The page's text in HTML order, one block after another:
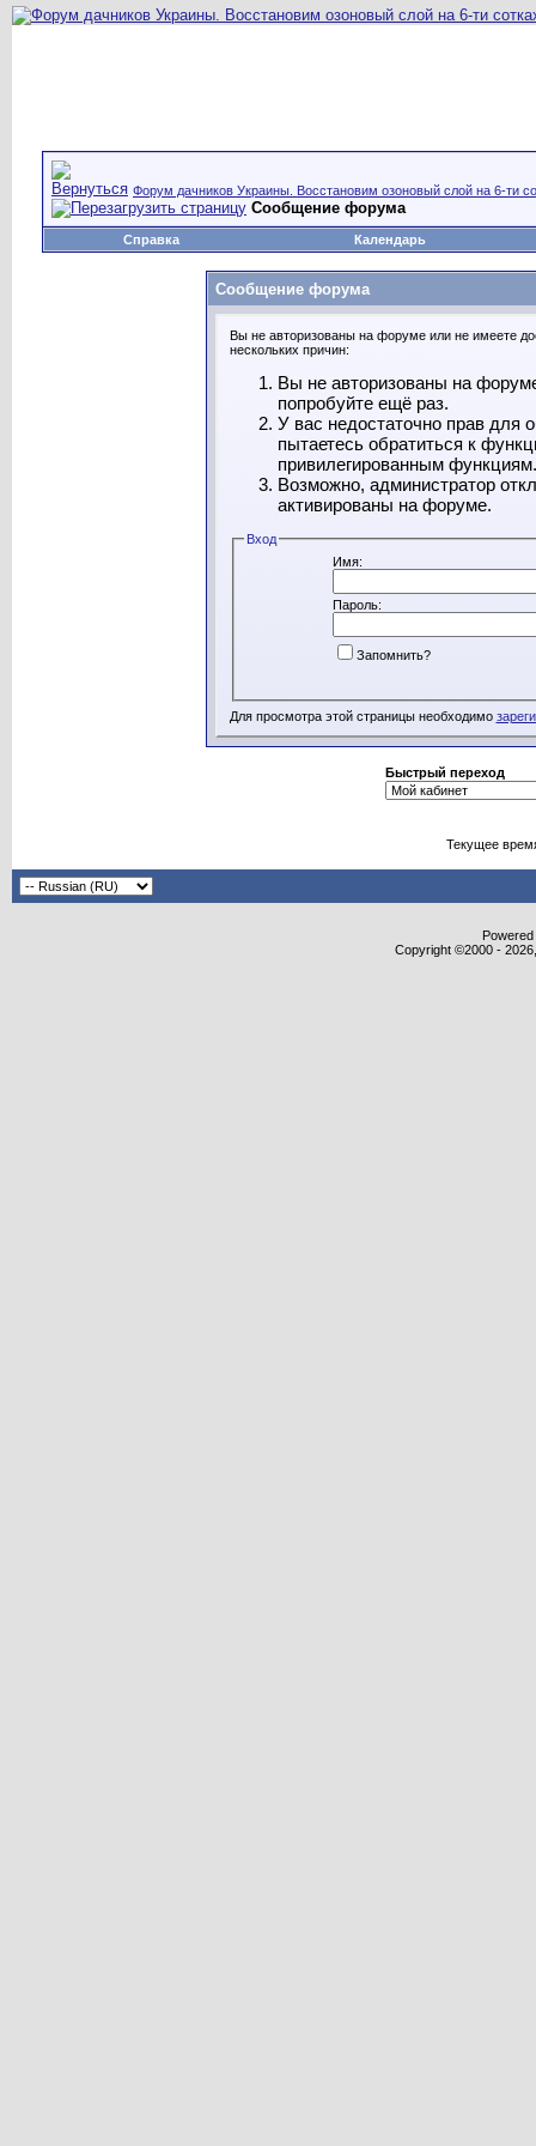
Форум дачников Украины. Восстановим озоновый слой на 6-ти
Сообщение форума
Справка Календарь
Сообщение форума
Вы не авторизованы на форуме или не имеете
нескольких причин:
Вы не авторизованы на
попробуйте ещё раз.
У вас недостаточно прав для
пытаетесь обратиться к
привилегированным функциям.
Возможно, администратор
активированы на форуме.
Вход
Имя:
Пароль:
Запомнить?
Для просмотра этой страницы необходимо
Быстрый переход
Текущее
Copyright ©2000 -